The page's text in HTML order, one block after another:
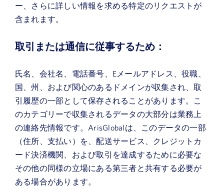
ー、さらに詳しい情報を求める特定のリクエストが
含まれます。
取引または通信に従事するため：
氏名、会社名、電話番号、Eメールアドレス、役職、
国、州、および関心のあるドメインが収集され、取
引履歴の一部として保存されることがあります。こ
のカテゴリーで収集されるデータの大部分は業務上
の連絡先情報です。ArisGlobalは、このデータの一部
（住所、支払い）を、配送サービス、クレジットカ
ード決済機関、および取引を達成するために必要な
その他の同様の立場にある第三者と共有する必要が
ある場合があります。